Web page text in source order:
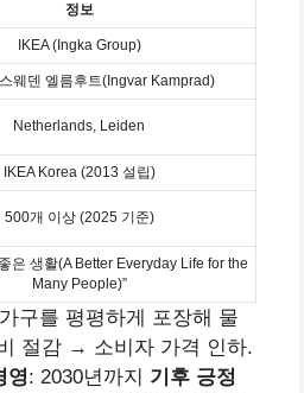
정보
IKEA (Ingka Group)
웨덴 엘름후트(Ingvar Kamprad)
Netherlands, Leiden
IKEA Korea (2013 설립)
500개 이상 (2025 기준)
은 생활(A Better Everyday Life for the
Many People)”
구를 평평하게 포장해 물
절감 → 소비자 가격 인하.
영: 2030년까지 기후 긍정